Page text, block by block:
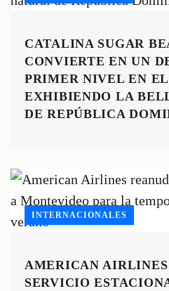
CATALINA SUGAR
CONVIERTE EN UN
PRIMER NIVEL EN
EXHIBIENDO LA
DE REPÚBLICA
INTERNACIONALES
AMERICAN
SERVICIO